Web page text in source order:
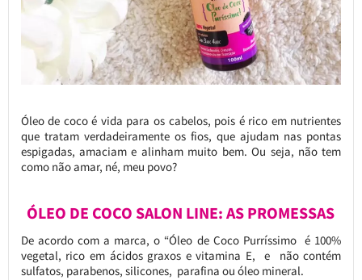
Óleo de coco é vida para os cabelos, pois é rico em nutrientes
que tratam verdadeiramente os fios, que ajudam nas pontas
espigadas, amaciam e alinham muito bem. Ou seja, não tem
como não amar, né, meu povo?
ÓLEO DE COCO SALON LINE: AS PROMESSAS
De acordo com a marca, o “Óleo de Coco Purríssimo é 100%
vegetal, rico em ácidos graxos e vitamina E, e não contém
sulfatos, parabenos, silicones, parafina ou óleo mineral.